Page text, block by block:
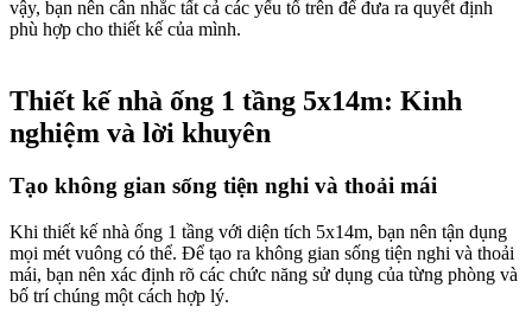
vậy, bạn nên cân nhắc tất cả các yếu tố trên để đưa ra quyết định
phù hợp cho thiết kế của mình.
Thiết kế nhà ống 1 tầng 5x14m: Kinh
nghiệm và lời khuyên​
Tạo không gian sống tiện nghi và thoải mái​
Khi thiết kế nhà ống 1 tầng với diện tích 5x14m, bạn nên tận dụng
mọi mét vuông có thể. Để tạo ra không gian sống tiện nghi và thoải
mái, bạn nên xác định rõ các chức năng sử dụng của từng phòng và
bố trí chúng một cách hợp lý.